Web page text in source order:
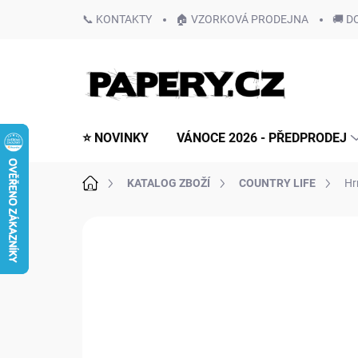
📞 KONTAKTY 🏠 VZORKOVÁ PRODEJNA 🚚
⭐ NOVINKY VÁNOCE 2026 - PŘEDPRODEJ
Domů KATALOG ZBOŽÍ COUNTRY LIFE